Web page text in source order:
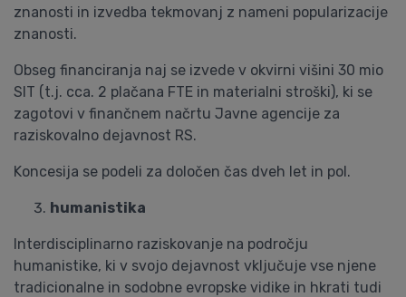
znanosti in izvedba tekmovanj z nameni popularizacije
znanosti.
Obseg financiranja naj se izvede v okvirni višini 30 mio
SIT (t.j. cca. 2 plačana FTE in materialni stroški), ki se
zagotovi v finančnem načrtu Javne agencije za
raziskovalno dejavnost RS.
Koncesija se podeli za določen čas dveh let in pol.
humanistika
Interdisciplinarno raziskovanje na področju
humanistike, ki v svojo dejavnost vključuje vse njene
tradicionalne in sodobne evropske vidike in hkrati tudi